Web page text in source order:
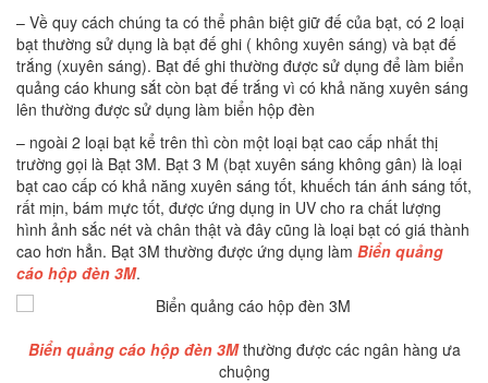
– Về quy cách chúng ta có thể phân biệt giữ đế của bạt, có 2 loại
bạt thường sử dụng là bạt đế ghi ( không xuyên sáng) và bạt đế
trắng (xuyên sáng). Bạt đế ghi thường được sử dụng để làm biển
quảng cáo khung sắt còn bạt đế trắng vì có khả năng xuyên sáng
lên thường được sử dụng làm biển hộp đèn
– ngoài 2 loại bạt kể trên thì còn một loại bạt cao cấp nhất thị
trường gọi là Bạt 3M. Bạt 3 M (bạt xuyên sáng không gân) là loại
bạt cao cấp có khả năng xuyên sáng tốt, khuếch tán ánh sáng tốt,
rất mịn, bám mực tốt, được ứng dụng in UV cho ra chất lượng
hình ảnh sắc nét và chân thật và đây cũng là loại bạt có giá thành
cao hơn hẳn. Bạt 3M thường được ứng dụng làm Biển quảng
cáo hộp đèn 3M.
Biển quảng cáo hộp đèn 3Mthường được các ngân hàng ưa
chuộng